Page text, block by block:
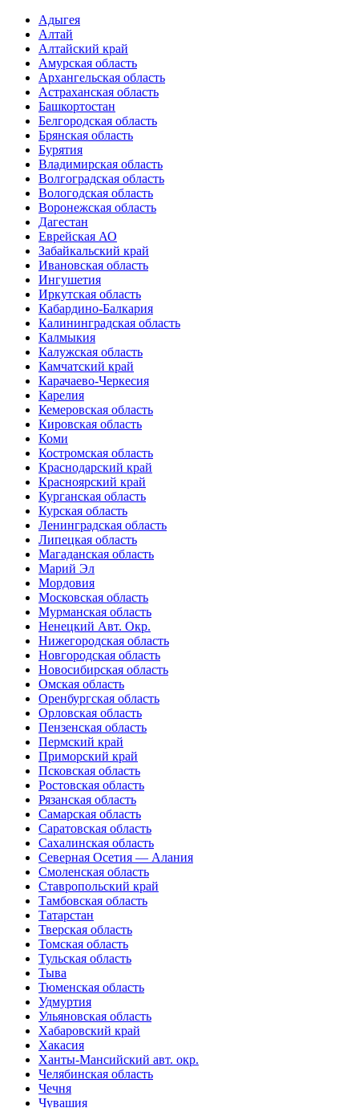
Адыгея
Алтай
Алтайский край
Амурская область
Архангельская область
Астраханская область
Башкортостан
Белгородская область
Брянская область
Бурятия
Владимирская область
Волгоградская область
Вологодская область
Воронежская область
Дагестан
Еврейская АО
Забайкальский край
Ивановская область
Ингушетия
Иркутская область
Кабардино-Балкария
Калининградская область
Калмыкия
Калужская область
Камчатский край
Карачаево-Черкесия
Карелия
Кемеровская область
Кировская область
Коми
Костромская область
Краснодарский край
Красноярский край
Курганская область
Курская область
Ленинградская область
Липецкая область
Магаданская область
Марий Эл
Мордовия
Московская область
Мурманская область
Ненецкий Авт. Окр.
Нижегородская область
Новгородская область
Новосибирская область
Омская область
Оренбургская область
Орловская область
Пензенская область
Пермский край
Приморский край
Псковская область
Ростовская область
Рязанская область
Самарская область
Саратовская область
Сахалинская область
Северная Осетия — Алания
Смоленская область
Ставропольский край
Тамбовская область
Татарстан
Тверская область
Томская область
Тульская область
Тыва
Тюменская область
Удмуртия
Ульяновская область
Хабаровский край
Хакасия
Ханты-Мансийский авт. окр.
Челябинская область
Чечня
Чувашия